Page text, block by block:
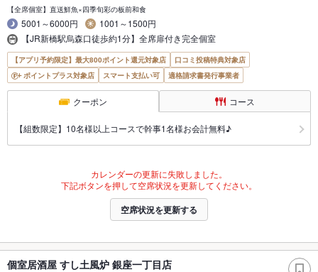
【全席個室】直送鮮魚×四季旬彩の板前和食
5001～6000円
1001～1500円
【JR新橋駅烏森口徒歩約1分】全席扉付き完全個室
【アプリ予約限定】最大800ポイント還元対象店
口コミ投稿特典対象店
ポイントプラス対象店
スマート支払い可 適格請求書発行事業者
クーポン コース
【組数限定】10名様以上コースで幹事1名様お会計無料♪
カレンダーの更新に失敗しました。
下記ボタンを押して空席状況を更新してください。
空席状況を更新する
個室居酒屋 すし土風炉 銀座一丁目店